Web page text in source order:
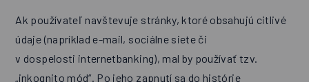
Ak používateľ navštevuje stránky, ktoré obsahujú citlivé
údaje (napríklad e-mail, sociálne siete či
v dospelosti internetbanking), mal by používať tzv.
„inkognito mód“. Po jeho zapnutí sa do histórie